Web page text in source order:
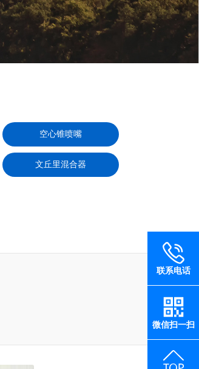
空心锥喷嘴
文丘里混合器
联系电话
微信扫一扫